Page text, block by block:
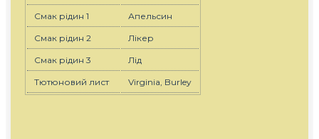
Смак рідин 1 Апельсин
Смак рідин 2 Лiкер
Смак рідин 3 Лiд
Тютюновий лист Virginia, Burley